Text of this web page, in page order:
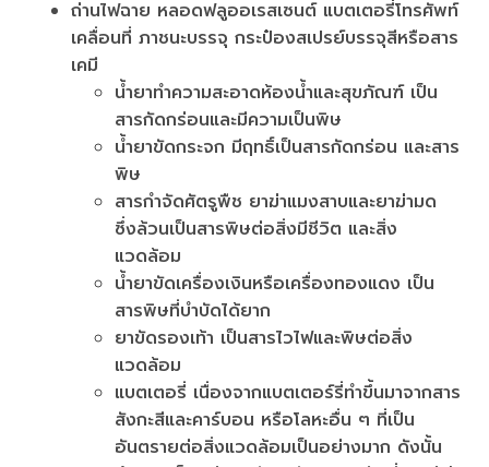
ถ่านไฟฉาย หลอดฟลูออเรสเซนต์ แบตเตอรี่โทรศัพท์
เคลื่อนที่ ภาชนะบรรจุ กระป๋องสเปรย์บรรจุสีหรือสาร
เคมี
น้ำยาทำความสะอาดห้องน้ำและสุขภัณฑ์ เป็น
สารกัดกร่อนและมีความเป็นพิษ
นํ้ายาขัดกระจก มีฤทธิ์เป็นสารกัดกร่อน และสาร
พิษ
สารกำจัดศัตรูพืช ยาฆ่าแมงสาบและยาฆ่ามด
ซึ่งล้วนเป็นสารพิษต่อสิ่งมีชีวิต และสิ่ง
แวดล้อม
นํ้ายาขัดเครื่องเงินหรือเครื่องทองแดง เป็น
สารพิษที่บำบัดได้ยาก
ยาขัดรองเท้า เป็นสารไวไฟและพิษต่อสิ่ง
แวดล้อม
แบตเตอรี่ เนื่องจากแบตเตอร์รี่ทำขึ้นมาจากสาร
สังกะสีและคาร์บอน หรือโลหะอื่น ๆ ที่เป็น
อันตรายต่อสิ่งแวดล้อมเป็นอย่างมาก ดังนั้น